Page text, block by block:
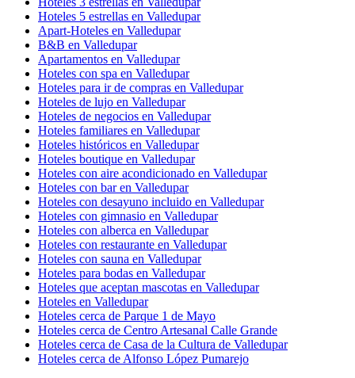
Hoteles 5 estrellas en Valledupar
Apart-Hoteles en Valledupar
B&B en Valledupar
Apartamentos en Valledupar
Hoteles con spa en Valledupar
Hoteles para ir de compras en Valledupar
Hoteles de lujo en Valledupar
Hoteles de negocios en Valledupar
Hoteles familiares en Valledupar
Hoteles históricos en Valledupar
Hoteles boutique en Valledupar
Hoteles con aire acondicionado en Valledupar
Hoteles con bar en Valledupar
Hoteles con desayuno incluido en Valledupar
Hoteles con gimnasio en Valledupar
Hoteles con alberca en Valledupar
Hoteles con restaurante en Valledupar
Hoteles con sauna en Valledupar
Hoteles para bodas en Valledupar
Hoteles que aceptan mascotas en Valledupar
Hoteles en Valledupar
Hoteles cerca de Parque 1 de Mayo
Hoteles cerca de Centro Artesanal Calle Grande
Hoteles cerca de Casa de la Cultura de Valledupar
Hoteles cerca de Alfonso López Pumarejo